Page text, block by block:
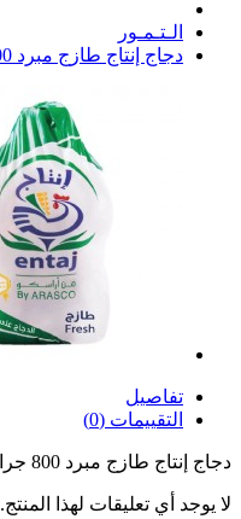
الـتـمـور
دجاج إنتاج طازج مبرد 800 جرام
تفاصيل
التقييمات (0)
دجاج إنتاج طازج مبرد 800 جرام
لا يوجد أي تعليقات لهذا المنتج.